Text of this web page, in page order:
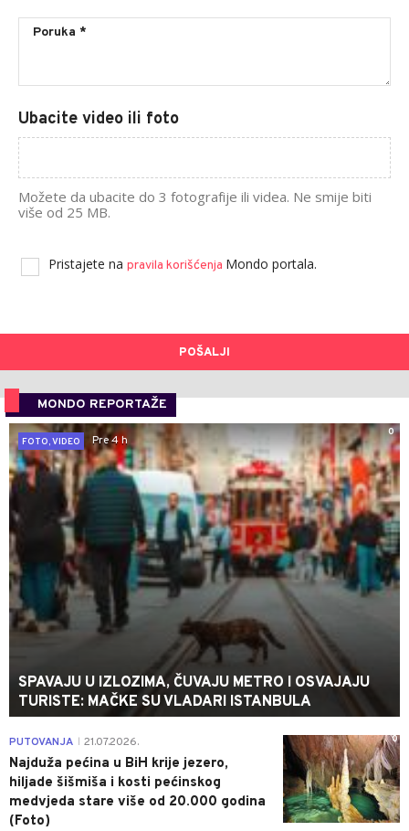
Ubacite video ili foto
Možete da ubacite do 3 fotografije ili videa. Ne smije biti
više od 25 MB.
Pristajete na pravila korišćenja Mondo portala.
POŠALJI
MONDO REPORTAŽE
0
FOTO, VIDEO
Pre 4 h
SPAVAJU U IZLOZIMA, ČUVAJU METRO I OSVAJAJU
TURISTE: MAČKE SU VLADARI ISTANBULA
0
PUTOVANJA 21.07.2026.
Najduža pećina u BiH krije jezero,
hiljade šišmiša i kosti pećinskog
medvjeda stare više od 20.000 godina
(Foto)